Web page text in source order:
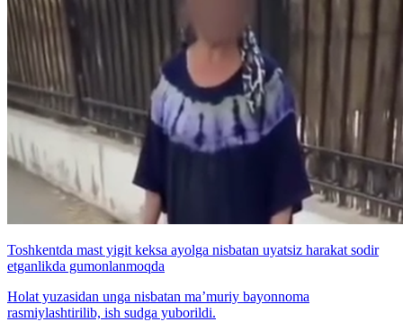
Toshkentda mast yigit keksa ayolga nisbatan uyatsiz harakat sodir
etganlikda gumonlanmoqda
Holat yuzasidan unga nisbatan ma’muriy bayonnoma
rasmiylashtirilib, ish sudga yuborildi.